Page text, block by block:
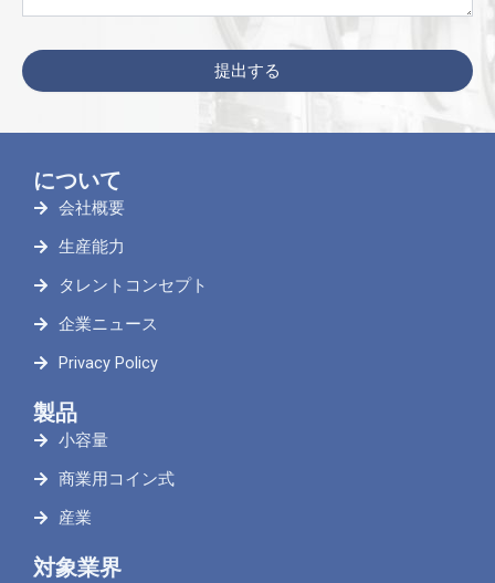
について
会社概要
生産能力
タレントコンセプト
企業ニュース
Privacy Policy
製品
小容量
商業用コイン式
産業
対象業界